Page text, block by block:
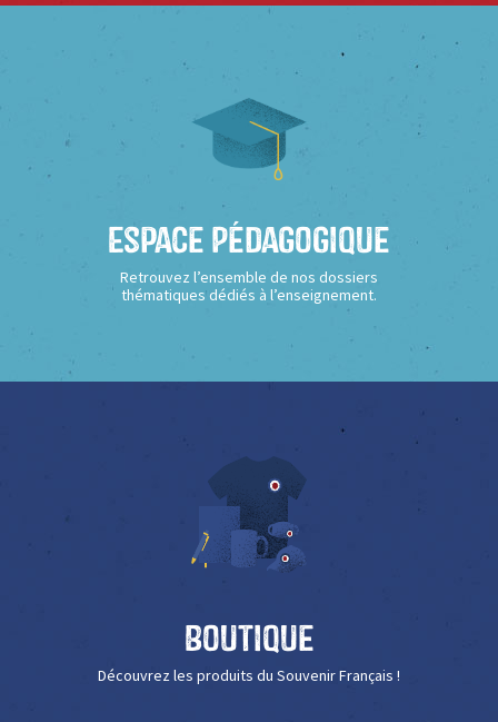
Espace Pédagogique
Retrouvez l’ensemble de nos dossiers
thématiques dédiés à l’enseignement.
Boutique
Découvrez les produits du Souvenir Français !